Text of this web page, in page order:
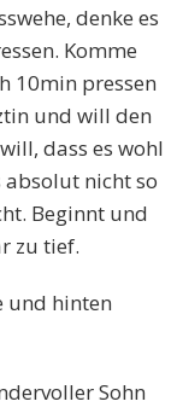
denke es
Komme
10min pressen
und will den
dass es wohl
absolut nicht so
Beginnt und
zu tief.
und hinten
Sohn